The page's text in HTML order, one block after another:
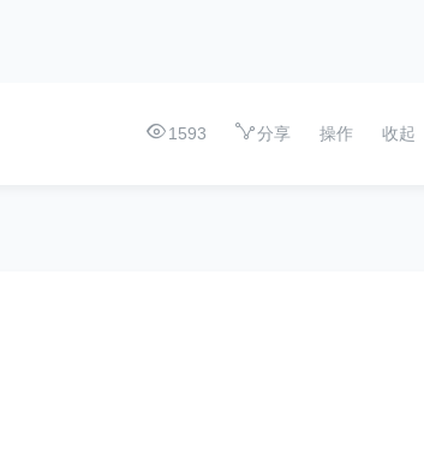
1593 分享 操作 收起